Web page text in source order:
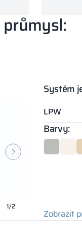
1/2
Systém
LPW
Barvy:
Zobrazit